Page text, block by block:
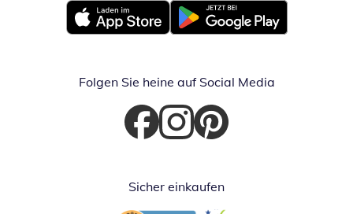
Öffnet in neuem FensterÖffnet in neuem Fenster
Folgen Sie heine auf Social Media
Öffnet in neuem Fenster
Öffnet in neuem Fenster
Öffnet in neuem Fenster
Sicher einkaufen